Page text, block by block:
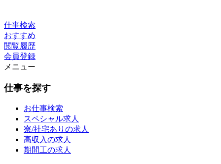
仕事検索
おすすめ
閲覧履歴
会員登録
メニュー
仕事を探す
お仕事検索
スペシャル求人
寮/社宅ありの求人
高収入の求人
期間工の求人